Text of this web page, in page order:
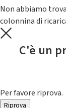
Non abbiamo
colonnina di
C'è un
Per favore riprova.
Riprova